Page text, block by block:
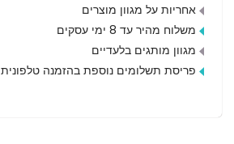
אחריות על מגוון מוצרים
משלוח מהיר עד 8 ימי עסקים
מגוון מותגים בלעדיים
פריסת תשלומים נוספת בהזמנה טלפונית